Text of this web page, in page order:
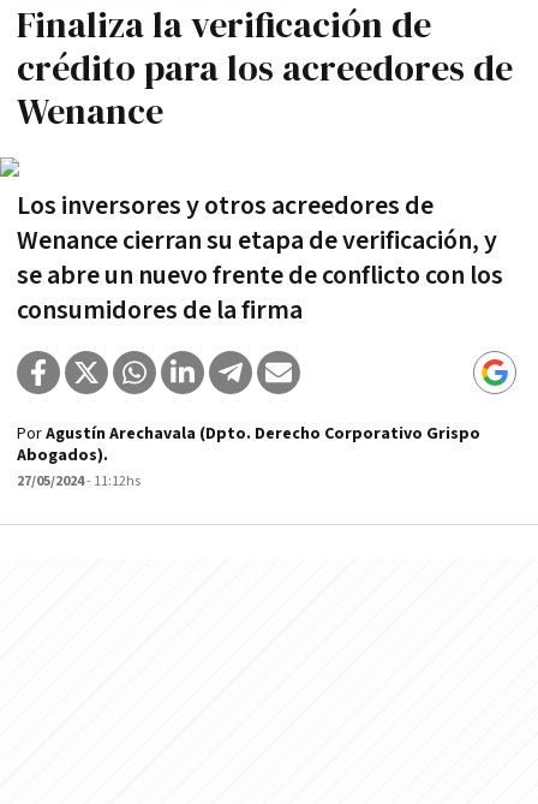
Finaliza la verificación de
crédito para los acreedores de
Wenance
Los inversores y otros acreedores de
Wenance cierran su etapa de verificación, y
se abre un nuevo frente de conflicto con los
consumidores de la firma
PorAgustín Arechavala (Dpto. Derecho Corporativo Grispo
Abogados).
27/05/2024- 11:12hs